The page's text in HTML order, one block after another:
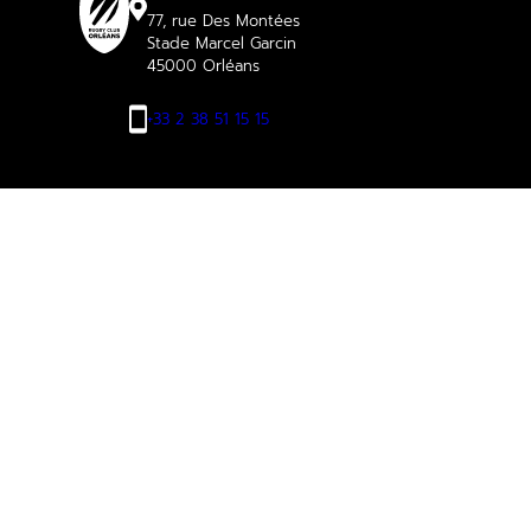
77, rue Des Montées
Stade Marcel Garcin
45000 Orléans
+33 2 38 51 15 15